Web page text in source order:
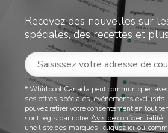
Recevez des nouvelles sur
spéciales, des recettes et
* Whirlpool Canada peut communiquer
ses offres spéciales, événements
pouvez retirer votre consentement en tout
sont régis par notre Avis de confidentialité.
une liste des marques, cliquez ici ou